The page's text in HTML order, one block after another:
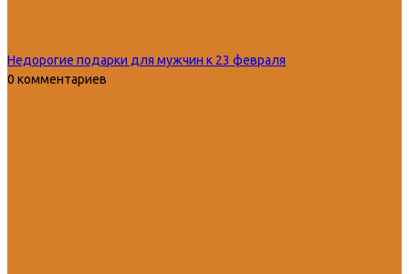
Недорогие подарки для мужчин к 23 февраля
0 комментариев